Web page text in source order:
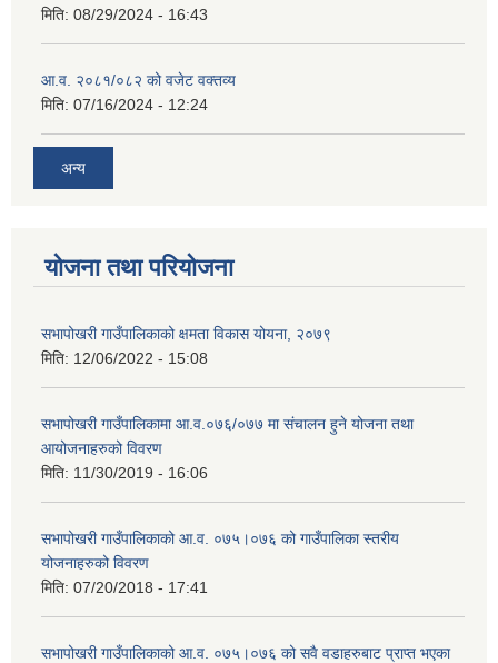
मिति: 08/29/2024 - 16:43
आ.व. २०८१/०८२ को वजेट वक्तव्य
मिति: 07/16/2024 - 12:24
अन्य
योजना तथा परियोजना
सभापोखरी गाउँपालिकाको क्षमता विकास योयना, २०७९
मिति: 12/06/2022 - 15:08
सभापोखरी गाउँपालिकामा आ.व.०७६/०७७ मा संचालन हुने योजना तथा
आयोजनाहरुको विवरण
मिति: 11/30/2019 - 16:06
सभापोखरी गाउँपालिकाको आ.व. ०७५।०७६ को गाउँपालिका स्तरीय
योजनाहरुको विवरण
मिति: 07/20/2018 - 17:41
सभापोखरी गाउँपालिकाको आ.व. ०७५।०७६ को सवै वडाहरुबाट प्राप्त भएका